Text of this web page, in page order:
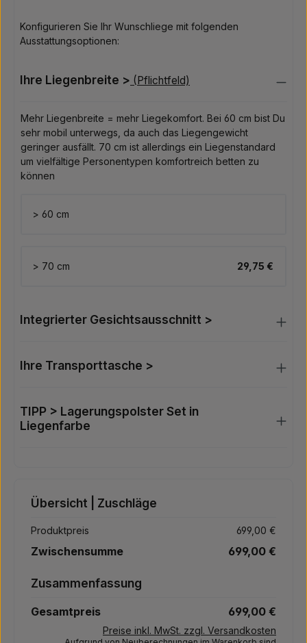
Konfigurieren Sie Ihr Wunschliege mit folgenden
Ausstattungsoptionen:
Ihre Liegenbreite > (Pflichtfeld)
Mehr Liegenbreite = mehr Liegekomfort. Bei 60 cm bist Du
sehr mobil unterwegs, da auch das Liegengewicht
geringer ausfällt. 70 cm ist allerdings ein Liegenstandard
um vielfältige Personentypen komfortreich betten zu
können
> 60 cm
> 70 cm 29,75 €
Integrierter Gesichtsausschnitt >
Ihre Transporttasche >
TIPP > Lagerungspolster Set in
Liegenfarbe
Übersicht | Zuschläge
Produktpreis 699,00 €
Zwischensumme 699,00 €
Zusammenfassung
Gesamtpreis 699,00 €
Preise inkl. MwSt. zzgl. Versandkosten